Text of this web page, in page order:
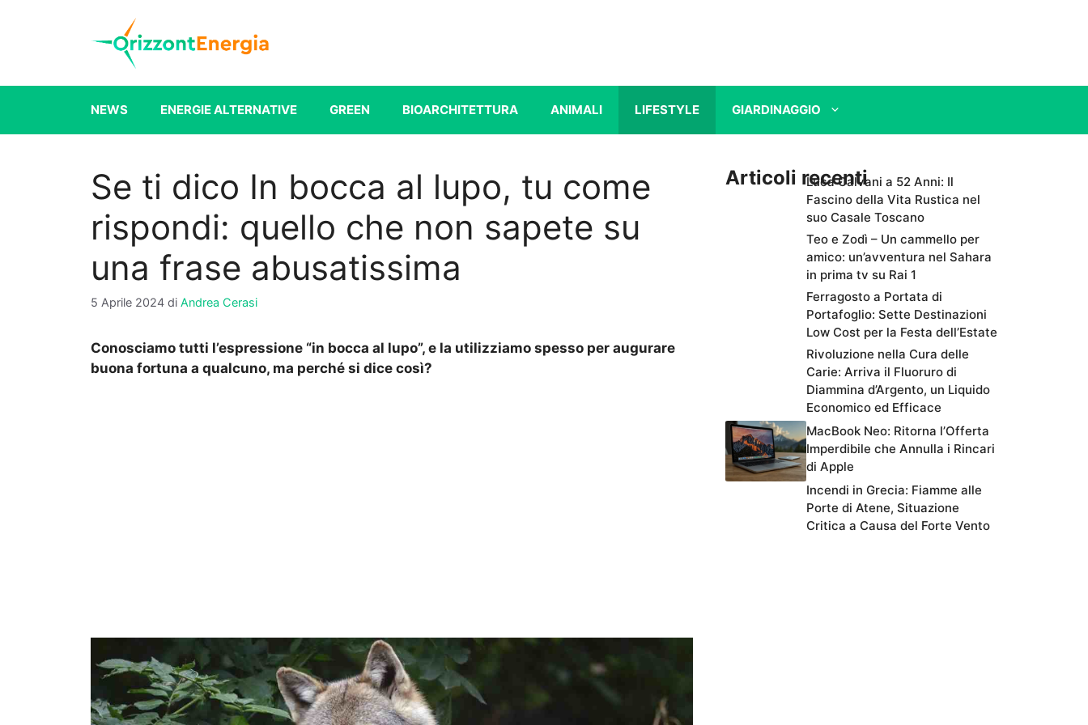
NEWS ENERGIE ALTERNATIVE GREEN BIOARCHITETTURA ANIMALI LIFESTYLE GIARDINAGGIO
Se ti dico In bocca al lupo, tu come
rispondi: quello che non sapete su
una frase abusatissima
5 Aprile 2024 di Andrea Cerasi
Conosciamo tutti l’espressione “in bocca al lupo”, e la utilizziamo spesso per augurare
buona fortuna a qualcuno, ma perché si dice così?
Articoli recentiLuca Calvani a 52 Anni: Il
Fascino della Vita Rustica nel
suo Casale Toscano
Teo e Zodì – Un cammello per
amico: un’avventura nel Sahara
in prima tv su Rai 1
Ferragosto a Portata di
Portafoglio: Sette Destinazioni
Low Cost per la Festa dell’Estate
Rivoluzione nella Cura delle
Carie: Arriva il Fluoruro di
Diammina d’Argento, un Liquido
Economico ed Efficace
MacBook Neo: Ritorna l’Offerta
Imperdibile che Annulla i Rincari
di Apple
Incendi in Grecia: Fiamme alle
Porte di Atene, Situazione
Critica a Causa del Forte Vento